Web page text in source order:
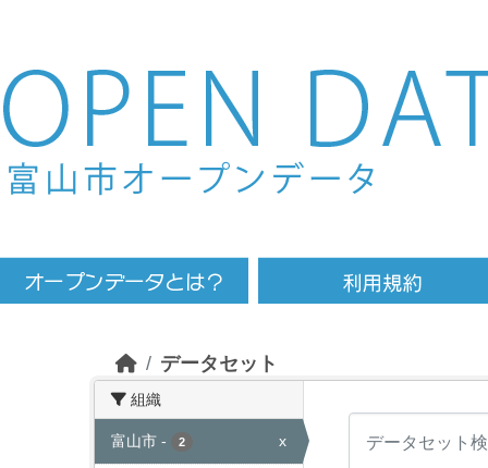
Skip to main content
データセット
組織
富山市 - 2 x